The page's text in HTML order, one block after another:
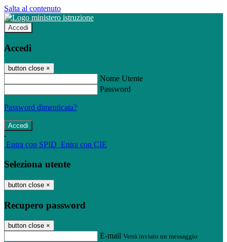
Salta al contenuto
Accedi
Accedi
button close ×
Nome Utente
Password
Password dimenticata?
-
Entra con SPID Entra con CIE
Seleziona utente
button close ×
Recupero password
button close ×
E-mail Verrà inviato un messaggio